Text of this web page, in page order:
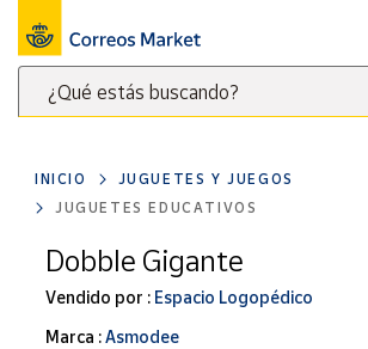
¿Qué estás buscando?
clave
para
buscar
productos
Correos
Menú
Nuestro
catálogo
Alimentación
Ocio y cultura
Juguetes y
juegos
INICIO
JUGUETES Y JUEGOS
JUGUETES EDUCATIVOS
Dobble Gigante
Vendido por : Espacio Logopédico
Marca :Asmodee